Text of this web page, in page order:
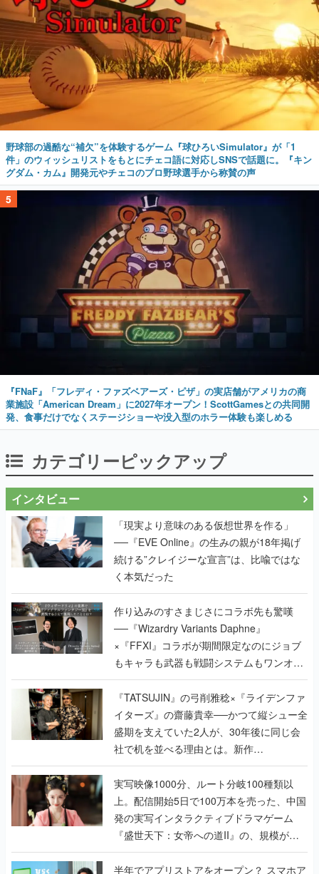
野球部の過酷な“補欠”を体験するゲーム『球ひろいSimulator』が「1
件」のウィッシュリストをもとにチェコ語に対応しSNSで話題に。『キン
グダム・カム』開発元やチェコのプロ野球選手から称賛の声
5
『FNaF』「フレディ・ファズベアーズ・ピザ」の実店舗がアメリカの商
業施設「American Dream」に2027年オープン！ScottGamesとの共同開
発、食事だけでなくステージショーや没入型のホラー体験も楽しめる
カテゴリーピックアップ
インタビュー
「現実より意味のある仮想世界を作る」
──『EVE Online』の生みの親が18年掲げ
続ける”クレイジーな宣言”は、比喩ではな
く本気だった
作り込みのすさまじさにコラボ先も驚嘆
──『Wizardry Variants Daphne』
×『FFXI』コラボが期間限定なのにジョブ
もキャラも武器も戦闘システムもワンオフ
で作り込まれた理由を両ディレクターに聞
く
『TATSUJIN』の弓削雅稔×『ライデンファ
イターズ』の齋藤貴幸──かつて縦シュー全
盛期を支えていた2人が、30年後に同じ会
社で机を並べる理由とは。新作
『TATSUJIN EXTREME』で初タッグを組
んだレジェンド2人に訊く開発秘話
実写映像1000分、ルート分岐100種類以
上。配信開始5日で100万本を売った、中国
発の実写インタラクティブドラマゲーム
『盛世天下：女帝への道II』の、規模が違
うこだわりをプロデューサーに聞いた
半年でアプリストアをオープン？ スマホア